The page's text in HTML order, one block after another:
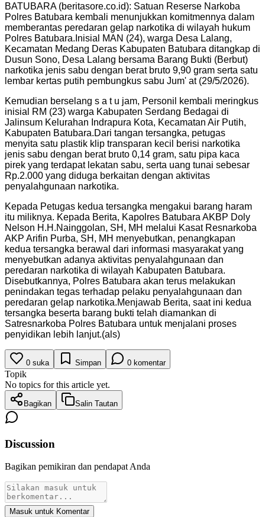
BATUBARA (beritasore.co.id): Satuan Reserse Narkoba
Polres Batubara kembali menunjukkan komitmennya dalam
memberantas peredaran gelap narkotika di wilayah hukum
Polres Batubara.Inisial MAN (24), warga Desa Lalang,
Kecamatan Medang Deras Kabupaten Batubara ditangkap di
Dusun Sono, Desa Lalang bersama Barang Bukti (Berbut)
narkotika jenis sabu dengan berat bruto 9,90 gram serta satu
lembar kertas putih pembungkus sabu Jum' at (29/5/2026).
Kemudian berselang s a t u jam, Personil kembali meringkus
inisial RM (23) warga Kabupaten Serdang Bedagai di
Jalinsum Kelurahan Indrapura Kota, Kecamatan Air Putih,
Kabupaten Batubara.Dari tangan tersangka, petugas
menyita satu plastik klip transparan kecil berisi narkotika
jenis sabu dengan berat bruto 0,14 gram, satu pipa kaca
pirek yang terdapat lekatan sabu, serta uang tunai sebesar
Rp.2.000 yang diduga berkaitan dengan aktivitas
penyalahgunaan narkotika.
Kepada Petugas kedua tersangka mengakui barang haram
itu miliknya. Kepada Berita, Kapolres Batubara AKBP Doly
Nelson H.H.Nainggolan, SH, MH melalui Kasat Resnarkoba
AKP Arifin Purba, SH, MH menyebutkan, penangkapan
kedua tersangka berawal dari informasi masyarakat yang
menyebutkan adanya aktivitas penyalahgunaan dan
peredaran narkotika di wilayah Kabupaten Batubara.
Disebutkannya, Polres Batubara akan terus melakukan
penindakan tegas terhadap pelaku penyalahgunaan dan
peredaran gelap narkotika.Menjawab Berita, saat ini kedua
tersangka beserta barang bukti telah diamankan di
Satresnarkoba Polres Batubara untuk menjalani proses
penyidikan lebih lanjut.(als)
0 suka Simpan 0 komentar
Topik
No topics for this article yet.
Bagikan Salin Tautan
Discussion
Bagikan pemikiran dan pendapat Anda
Masuk untuk Komentar